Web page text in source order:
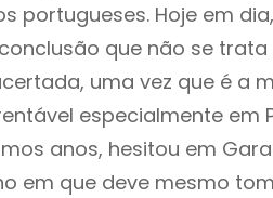
portugueses. Hoje em
que não se
uma vez que é a
especialmente em
anos, hesitou em
em que deve mesmo